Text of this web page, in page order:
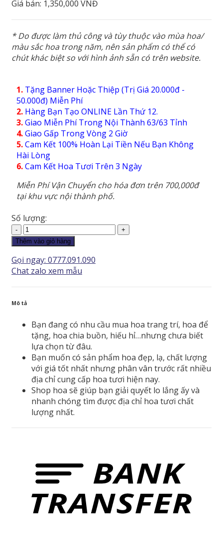
Giá bán: 1,350,000 VNĐ
* Do được làm thủ công và tùy thuộc vào mùa hoa/
màu sắc hoa trong năm, nên sản phẩm có thể có
chút khác biệt so với hình ảnh sẵn có trên website.
1. Tặng Banner Hoặc Thiệp (Trị Giá 20.000đ -
50.000đ) Miễn Phí
2. Hàng Bạn Tạo ONLINE Lần Thứ 12.
3.Giao Miễn Phí Trong Nội Thành 63/63 Tỉnh
4.Giao Gấp Trong Vòng 2 Giờ
5.Cam Kết 100% Hoàn Lại Tiền Nếu Bạn Không
Hài Lòng
6.Cam Kết Hoa Tươi Trên 3 Ngày
Miễn Phí Vận Chuyển cho hóa đơn trên 700,000đ
tại khu vực nội thành phố.
Số lượng:
Hoa
Tình
-
HTY244
Thêm vào giỏ hàng
Gọi ngay: 0777.091.090
Chat zalo xem mẫu
Mô tả
Bạn đang có nhu cầu mua hoa trang trí, hoa để
tặng, hoa chia buồn, hiếu hỉ…nhưng chưa biết
lựa chọn từ đâu.
Bạn muốn có sản phẩm hoa đẹp, lạ, chất lượng
với giá tốt nhất nhưng phân vân trước rất nhiều
địa chỉ cung cấp hoa tươi hiện nay.
Shop hoa sẽ giúp bạn giải quyết lo lắng ấy và
nhanh chóng tìm được địa chỉ hoa tươi chất
lượng nhất.